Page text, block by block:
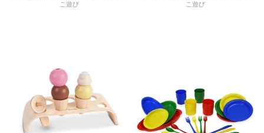
こ遊び
こ遊び